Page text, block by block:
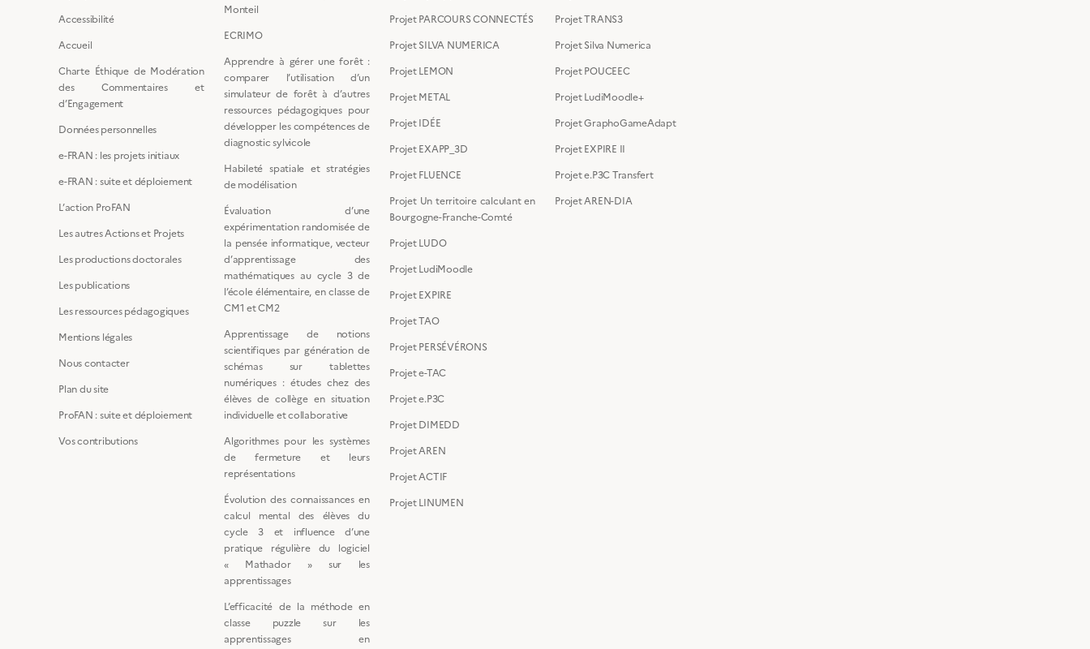
Accessibilité
Accueil
Charte Éthique de Modération
des Commentaires et
d’Engagement
Données personnelles
e-FRAN : les projets initiaux
e-FRAN : suite et déploiement
L’action ProFAN
Les autres Actions et Projets
Les productions doctorales
Les publications
Les ressources pédagogiques
Mentions légales
Nous contacter
Plan du site
ProFAN : suite et déploiement
Vos contributions
Monteil
ECRIMO
Apprendre à gérer une forêt :
comparer l’utilisation d’un
simulateur de forêt à d’autres
ressources pédagogiques pour
développer les compétences de
diagnostic sylvicole
Habileté spatiale et stratégies
de modélisation
Évaluation d’une
expérimentation randomisée de
la pensée informatique, vecteur
d’apprentissage des
mathématiques au cycle 3 de
l’école élémentaire, en classe de
CM1 et CM2
Apprentissage de notions
scientifiques par génération de
schémas sur tablettes
numériques : études chez des
élèves de collège en situation
individuelle et collaborative
Algorithmes pour les systèmes
de fermeture et leurs
représentations
Évolution des connaissances en
calcul mental des élèves du
cycle 3 et influence d’une
pratique régulière du logiciel
« Mathador » sur les
apprentissages
L’efficacité de la méthode en
classe puzzle sur les
apprentissages en
Projet PARCOURS CONNECTÉS
Projet SILVA NUMERICA
Projet LEMON
Projet METAL
Projet IDÉE
Projet EXAPP_3D
Projet FLUENCE
Projet Un territoire calculant en
Bourgogne-Franche-Comté
Projet LUDO
Projet LudiMoodle
Projet EXPIRE
Projet TAO
Projet PERSÉVÉRONS
Projet e-TAC
Projet e.P3C
Projet DIMEDD
Projet AREN
Projet ACTIF
Projet LINUMEN
Projet TRANS3
Projet Silva Numerica
Projet POUCEEC
Projet LudiMoodle+
Projet GraphoGameAdapt
Projet EXPIRE II
Projet e.P3C Transfert
Projet AREN-DIA